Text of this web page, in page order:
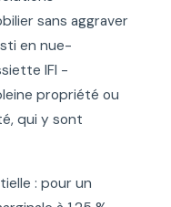
sans aggraver
en nue-
IFI -
propriété ou
qui y sont
: pour un